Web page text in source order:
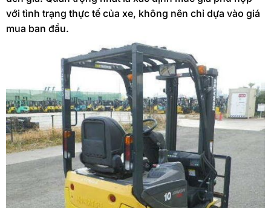
với tình trạng thực tế của xe, không nên chỉ dựa vào giá
mua ban đầu.